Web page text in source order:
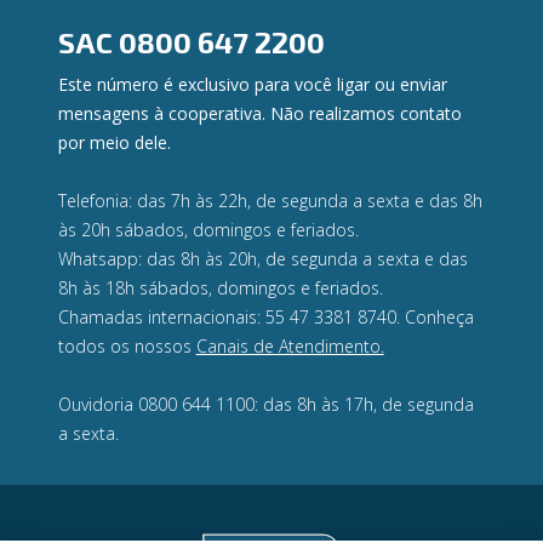
SAC 0800 647 2200
Este número é exclusivo para você ligar ou enviar
mensagens à cooperativa. Não realizamos contato
por meio dele.
Telefonia: das 7h às 22h, de segunda a sexta e das 8h
às 20h sábados, domingos e feriados.
Whatsapp: das 8h às 20h, de segunda a sexta e das
8h às 18h sábados, domingos e feriados.
Chamadas internacionais: 55 47 3381 8740. Conheça
todos os nossos Canais de Atendimento.
Ouvidoria 0800 644 1100: das 8h às 17h, de segunda
a sexta.